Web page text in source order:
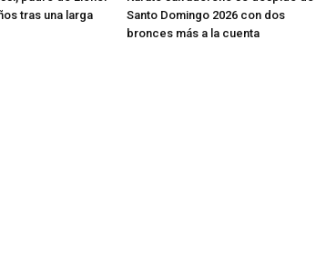
tras una larga
Santo Domingo 2026 con dos
bronces más a la cuenta